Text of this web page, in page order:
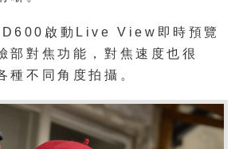
啟動Live View即時預覽
部對焦功能，對焦速度也很
種不同角度拍攝。